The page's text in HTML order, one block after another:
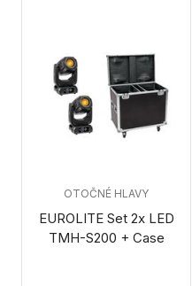
EUROLITE Set 2x LED
TMH-S200 + Case
OTOČNÉ HLAVY